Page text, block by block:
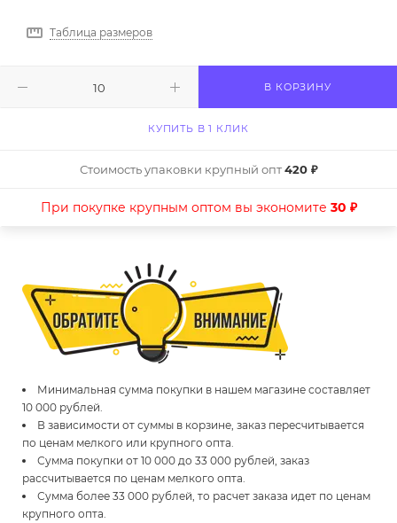
Таблица размеров
В КОРЗИНУ
КУПИТЬ В 1 КЛИК
Стоимость упаковки крупный опт420 ₽
При покупке крупным оптом вы экономите 30 ₽
Минимальная сумма покупки в нашем магазине составляет
10 000 рублей.
В зависимости от суммы в корзине, заказ пересчитывается
по ценам мелкого или крупного опта.
Сумма покупки от 10 000 до 33 000 рублей, заказ
рассчитывается по ценам мелкого опта.
Сумма более 33 000 рублей, то расчет заказа идет по ценам
крупного опта.